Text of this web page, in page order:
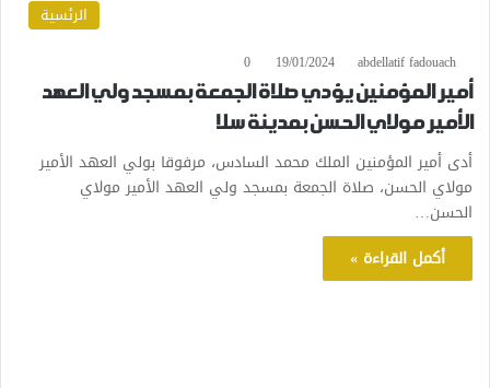
الرئسية
abdellatif fadouach
19/01/2024
0
أمير المؤمنين يؤدي صلاة الجمعة بمسجد ولي العهد
الأمير مولاي الحسن بمدينة سلا
أدى أمير المؤمنين الملك محمد السادس، مرفوقا بولي العهد الأمير
مولاي الحسن، صلاة الجمعة بمسجد ولي العهد الأمير مولاي
الحسن…
أكمل القراءة »